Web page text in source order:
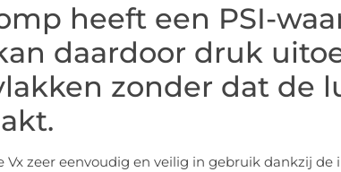
heeft een PSI-
daardoor druk
zonder dat de
Vx zeer eenvoudig en veilig in gebruik dankzij